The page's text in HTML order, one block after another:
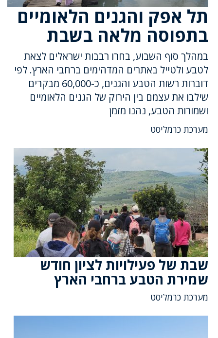
תל אפק והגנים הלאומיים
בתפוסה מלאה בשבת
במהלך סוף השבוע, בחרו רבבות ישראלים לצאת
לטבע ולטייל באתרים המדהימים ברחבי הארץ. לפי
דוברות רשות הטבע והגנים, כ-60,000 מבקרים
שילבו את עצמם בין הירוק של הגנים הלאומיים
ושמורות הטבע, נהנו מזמן
מערכת כרמליסט
שבת של פעילויות לציון חודש
שמירת הטבע ברחבי הארץ
מערכת כרמליסט